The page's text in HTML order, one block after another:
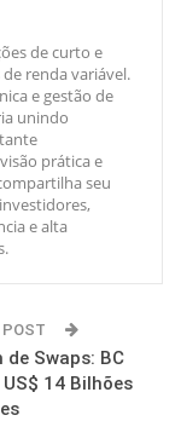
de curto e
renda variável.
e gestão de
unindo
prática e
seu
e alta
POST
de Swaps: BC
14 Bilhões